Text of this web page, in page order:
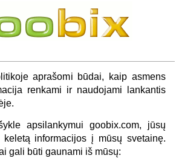
aprašomi būdai, kaip asmens
renkami ir naudojami lankantis
apsilankymui goobix.com, jūsų
informacijos į mūsų svetainę.
gali būti gaunami iš mūsų: